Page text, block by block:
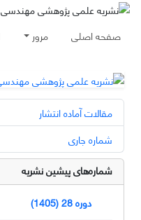
صفحه اصلی مرور
مقالات آماده انتشار
شماره جاری
شماره‌های پیشین نشریه
دوره 28 (1405)